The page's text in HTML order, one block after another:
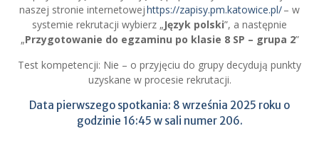
naszej stronie internetowejhttps://zapisy.pm.katowice.pl/– w
systemie rekrutacji wybierz „Język polski”, a następnie
„Przygotowanie do egzaminu po klasie 8 SP – grupa 2”
Test kompetencji: Nie – o przyjęciu do grupy decydują punkty
uzyskane w procesie rekrutacji.
Data pierwszego spotkania: 8 września 2025 roku o
godzinie 16:45 w sali numer 206.